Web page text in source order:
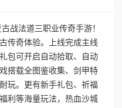
战法道三职业传奇手游！
传奇体验。上线完成主线
包可开启自动拾取、自动
搭载全图鉴收集、剑甲特
玩。更有新手礼包、祈福
利等海量玩法，热血沙城